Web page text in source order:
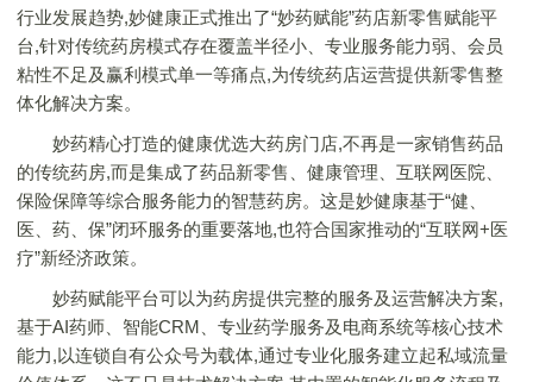
行业发展趋势,妙健康正式推出了“妙药赋能”药店新零售赋能平
台,针对传统药房模式存在覆盖半径小、专业服务能力弱、会员
粘性不足及赢利模式单一等痛点,为传统药店运营提供新零售整
体化解决方案。
妙药精心打造的健康优选大药房门店,不再是一家销售药品
的传统药房,而是集成了药品新零售、健康管理、互联网医院、
保险保障等综合服务能力的智慧药房。这是妙健康基于“健、
医、药、保”闭环服务的重要落地,也符合国家推动的“互联网+医
疗”新经济政策。
妙药赋能平台可以为药房提供完整的服务及运营解决方案,
基于AI药师、智能CRM、专业药学服务及电商系统等核心技术
能力,以连锁自有公众号为载体,通过专业化服务建立起私域流量